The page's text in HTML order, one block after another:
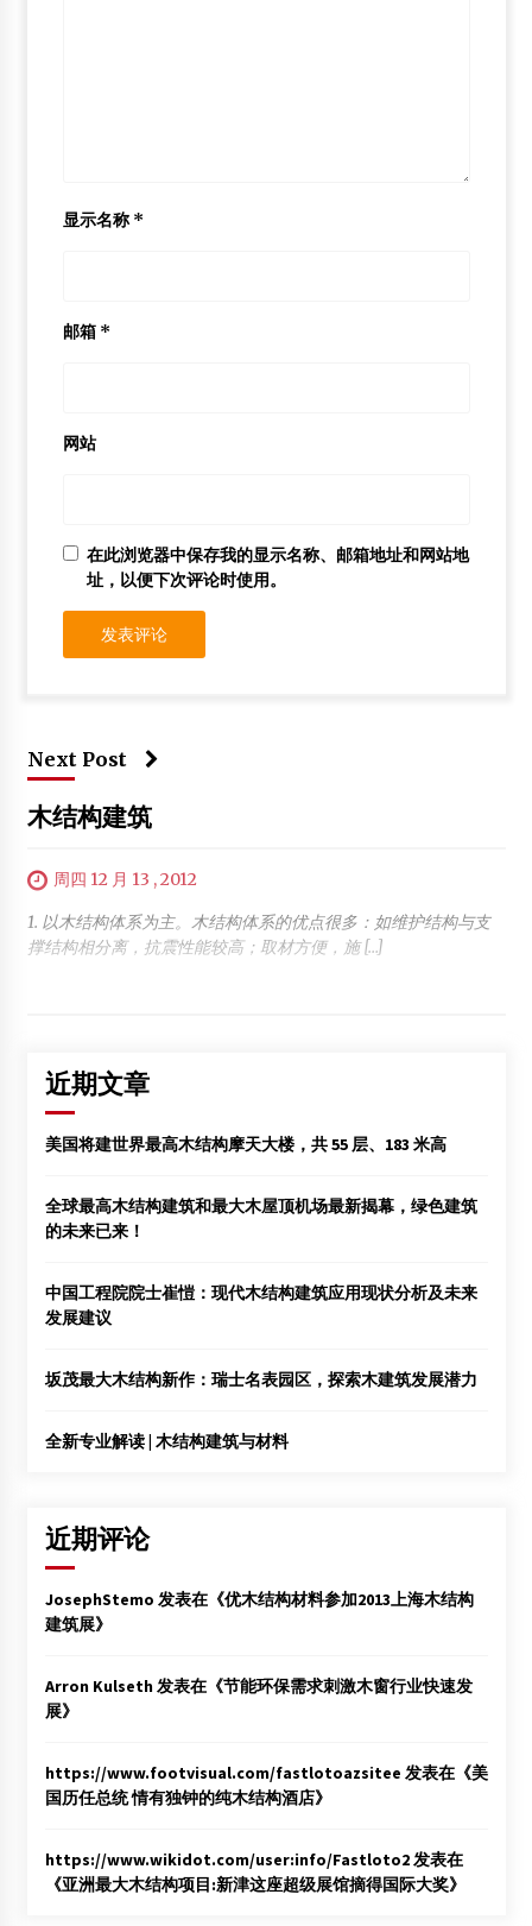
显示名称 *
邮箱 *
网站
在此浏览器中保存我的显示名称、邮箱地址和网站地
址，以便下次评论时使用。
Next Post
木结构建筑
周四 12 月 13 , 2012
1. 以木结构体系为主。木结构体系的优点很多：如维护结构与支
撑结构相分离，抗震性能较高；取材方便，施 […]
近期文章
美国将建世界最高木结构摩天大楼，共 55 层、183 米高
全球最高木结构建筑和最大木屋顶机场最新揭幕，绿色建筑
的未来已来！
中国工程院院士崔愷：现代木结构建筑应用现状分析及未来
发展建议
坂茂最大木结构新作：瑞士名表园区，探索木建筑发展潜力
全新专业解读 | 木结构建筑与材料
近期评论
JosephStemo 发表在《优木结构材料参加2013上海木结构
建筑展》
Arron Kulseth发表在《节能环保需求刺激木窗行业快速发
展》
https://www.footvisual.com/fastlotoazsitee 发表在《美
国历任总统 情有独钟的纯木结构酒店》
https://www.wikidot.com/user:info/Fastloto2发表在
《亚洲最大木结构项目:新津这座超级展馆摘得国际大奖》